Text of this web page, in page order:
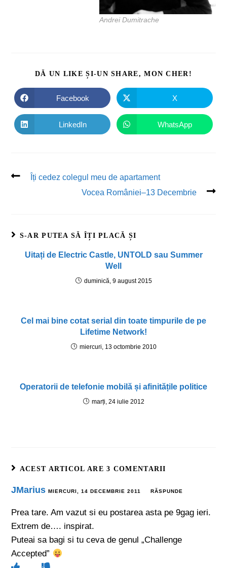
Andrei Dumitrache
DĂ UN LIKE ȘI-UN SHARE, MON CHER!
Facebook X
LinkedIn WhatsApp
Îți cedez colegul meu de apartament
Vocea României–13 Decembrie
S-AR PUTEA SĂ ÎȚI PLACĂ ȘI
Uitați de Electric Castle, UNTOLD sau Summer
Well
duminică, 9 august 2015
Cel mai bine cotat serial din toate timpurile de pe
Lifetime Network!
miercuri, 13 octombrie 2010
Operatorii de telefonie mobilă și afinitățile politice
marți, 24 iulie 2012
ACEST ARTICOL ARE 3 COMENTARII
JMarius MIERCURI, 14 DECEMBRIE 2011 RĂSPUNDE
Prea tare. Am vazut si eu postarea asta pe 9gag ieri.
Extrem de…. inspirat.
Puteai sa bagi si tu ceva de genul „Challenge
Accepted”